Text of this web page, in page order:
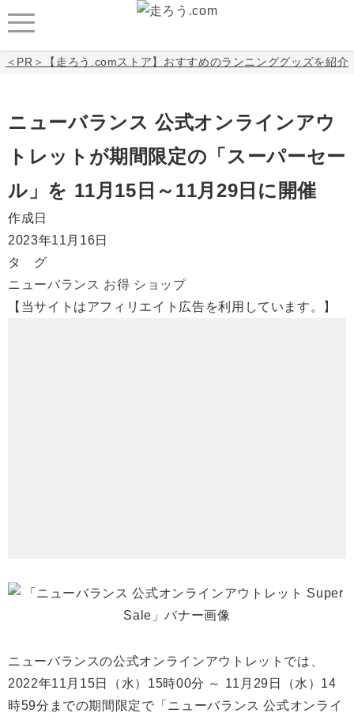
＜PR＞【走ろう.comストア】おすすめのランニンググッズを紹介
ニューバランス 公式オンラインアウ
トレットが期間限定の「スーパーセー
ル」を 11月15日～11月29日に開催
作成日
2023年11月16日
タ グ
ニューバランス お得 ショップ
【当サイトはアフィリエイト広告を利用しています。】
ニューバランスの公式オンラインアウトレットでは、
2022年11月15日（水）15時00分 ～ 11月29日（水）14
時59分までの期間限定で「ニューバランス 公式オンライ